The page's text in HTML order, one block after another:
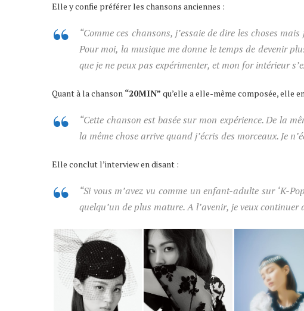
Elle y confie préférer les chansons anciennes :
“Comme ces chansons, j’essaie de dire les choses
Pour moi, la musique me donne le temps de devenir
que je ne peux pas expérimenter, et mon for intérieur
Quant à la chanson “20MIN” qu’elle a elle-même composée, elle
“Cette chanson est basée sur mon expérience. De la
la même chose arrive quand j’écris des morceaux. Je
Elle conclut l’interview en disant :
“Si vous m’avez vu comme un enfant-adulte sur ‘K-
quelqu’un de plus mature. A l’avenir, je veux